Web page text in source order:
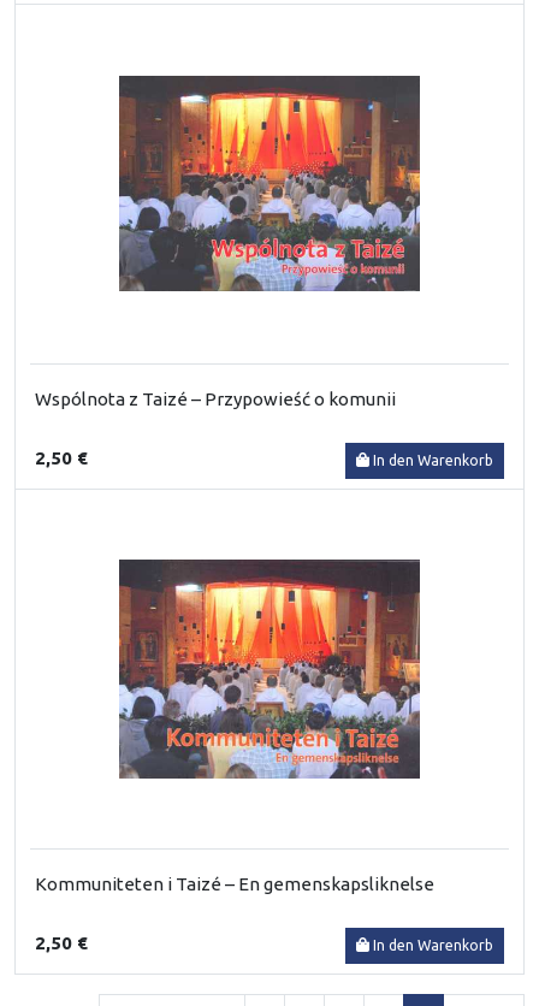
Wspólnota z Taizé – Przypowieść o komunii
2,50 € In den Warenkorb
Kommuniteten i Taizé – En gemenskapsliknelse
2,50 € In den Warenkorb